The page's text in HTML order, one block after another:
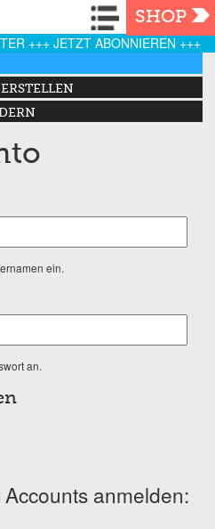
Navigation
SHOP
+++ JETZT ABONNIEREN +++
ein.
an.
anmelden: